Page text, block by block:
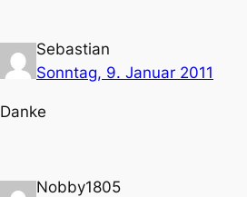
Sebastian
Sonntag, 9. Januar 2011
Danke
Nobby1805